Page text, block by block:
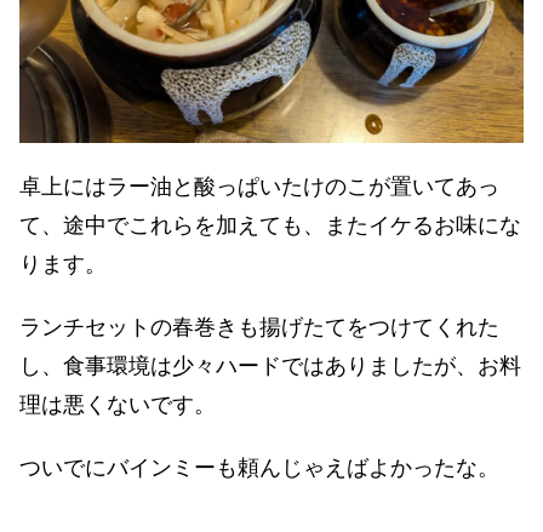
卓上にはラー油と酸っぱいたけのこが置いてあっ
て、途中でこれらを加えても、またイケるお味にな
ります。
ランチセットの春巻きも揚げたてをつけてくれた
し、食事環境は少々ハードではありましたが、お料
理は悪くないです。
ついでにバインミーも頼んじゃえばよかったな。